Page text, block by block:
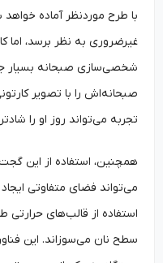
با طرح موردنظر آماده خواهد
غیرضروری به نظر برسد، اما
شخصی‌سازی صبحانه بسیار
صبحانه‌اش را با تصویر کارتونی
تجربه می‌تواند روز او را شادتر کند.
همچنین، استفاده از این گجت
می‌تواند فضای متفاوتی ایجاد
استفاده از قالب‌های حرارتی
سطح نان می‌سوزاند. این فناوری